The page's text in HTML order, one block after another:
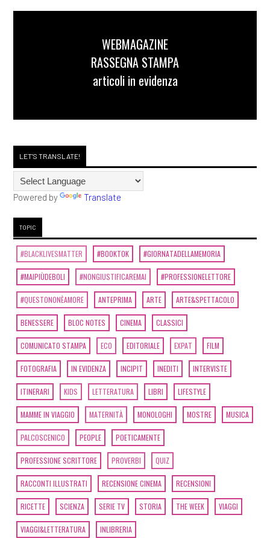
WEBMAGAZINE
RASSEGNA STAMPA
articoli in evidenza
LET'S TRANSLATE!
Powered by Translate
TOPIC
#BLACKLIVESMATTER #BOOKTOK #GIORNATADELLAMEMORIA
#MAIPIÙDEBOLI #NONGIUSTIFICAREMAI #PROFESSIONELETTORE
#QUESTONONÈAMORE ANTEPRIMA ARTE ARTE&SPETTACOLO
BENESSERE BLOC NOTES CINEMA CLASSICI
COMUNICATO STAMPA ECO EDITORIALE EXPAT FILM
FOTOGRAFIA IN EVIDENZA INCIPIT INEDITI INTERVISTE
ITINERARI KIDS LETTERATURA LIBRI LIFESTYLE
MAMME IN VIAGGIO MATERNITÀ MONOLOGHI MOSTRE MUSICA
PALCOSCENICO PEOPLE POETICAMENTE
PROFESSIONE SCRITTORE PROVERBI QUIZ
RACCONTI ILLUSTRATI RECENSIONE CINEMA RECENSIONI
RICETTE SCIENZA SERIE TV STORIA THE WEEK VIAGGI
VIAGGI&LETTERATURA INLIBRERIA